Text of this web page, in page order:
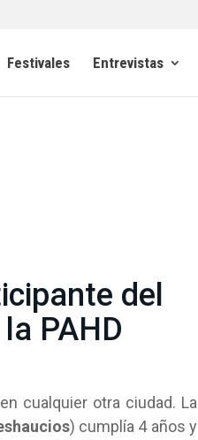
Festivales Entrevistas
del
PAHD
cualquier otra ciudad. La
) cumplía 4 años y